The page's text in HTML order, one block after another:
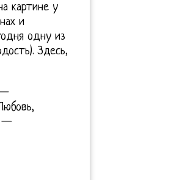
картине у
и
одну из
Здесь,
—
—